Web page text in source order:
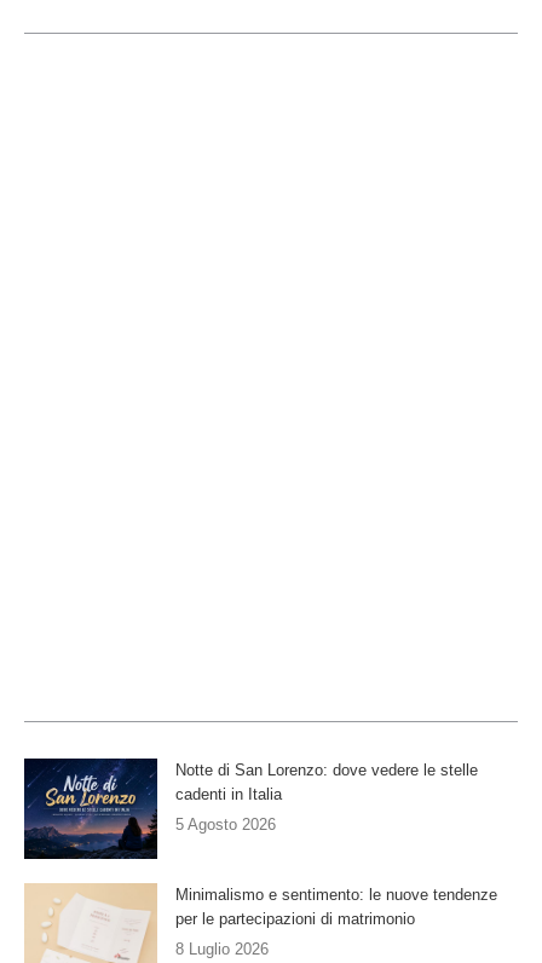
Notte di San Lorenzo: dove vedere le stelle
cadenti in Italia
5 Agosto 2026
Minimalismo e sentimento: le nuove tendenze
per le partecipazioni di matrimonio
8 Luglio 2026